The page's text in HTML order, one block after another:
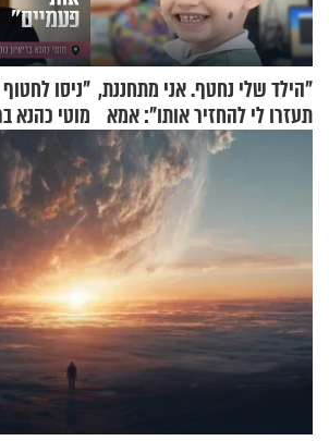
"הילד שלי נחטף. אני מתחננת,
תעזרו לי להחזיר אותו": אמא
של יובל בן ה-4 בריאיון דומע
"ניסו
מוטי כהנא